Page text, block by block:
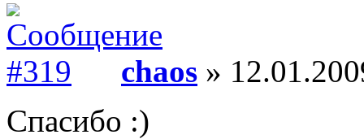
chaos »
Спасибо :)